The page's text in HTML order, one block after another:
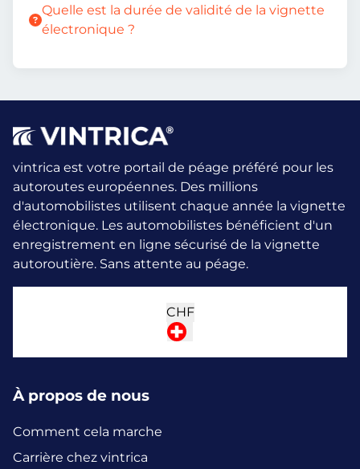
Quelle est la durée de validité de la vignette
électronique ?
vintrica est votre portail de péage préféré pour les
autoroutes européennes. Des millions
d'automobilistes utilisent chaque année la vignette
électronique. Les automobilistes bénéficient d'un
enregistrement en ligne sécurisé de la vignette
autoroutière. Sans attente au péage.
CHF
À propos de nous
Comment cela marche
Carrière chez vintrica